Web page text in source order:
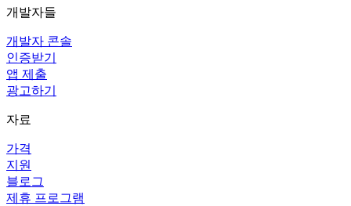
개발자들
개발자 콘솔
인증받기
앱 제출
광고하기
자료
가격
지원
블로그
제휴 프로그램